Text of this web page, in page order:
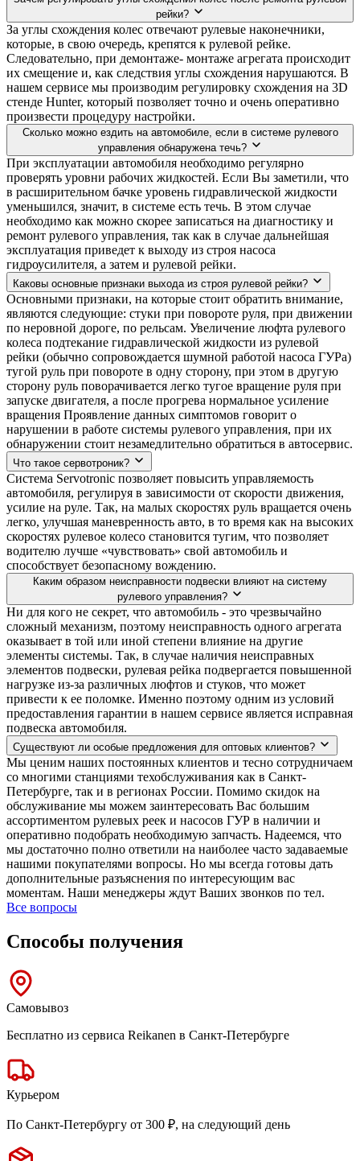
рейки?
За углы схождения колес отвечают рулевые наконечники,
которые, в свою очередь, крепятся к рулевой рейке.
Следовательно, при демонтаже- монтаже агрегата происходит
их смещение и, как следствия углы схождения нарушаются. В
нашем сервисе мы производим регулировку схождения на 3D
стенде Hunter, который позволяет точно и очень оперативно
произвести процедуру настройки.
Сколько можно ездить на автомобиле, если в системе рулевого
управления обнаружена течь?
При эксплуатации автомобиля необходимо регулярно
проверять уровни рабочих жидкостей. Если Вы заметили, что
в расширительном бачке уровень гидравлической жидкости
уменьшился, значит, в системе есть течь. В этом случае
необходимо как можно скорее записаться на диагностику и
ремонт рулевого управления, так как в случае дальнейшая
эксплуатация приведет к выходу из строя насоса
гидроусилителя, а затем и рулевой рейки.
Каковы основные признаки выхода из строя рулевой рейки?
Основными признаки, на которые стоит обратить внимание,
являются следующие: стуки при повороте руля, при движении
по неровной дороге, по рельсам. Увеличение люфта рулевого
колеса подтекание гидравлической жидкости из рулевой
рейки (обычно сопровождается шумной работой насоса ГУРа)
тугой руль при повороте в одну сторону, при этом в другую
сторону руль поворачивается легко тугое вращение руля при
запуске двигателя, а после прогрева нормальное усиление
вращения Проявление данных симптомов говорит о
нарушении в работе системы рулевого управления, при их
обнаружении стоит незамедлительно обратиться в автосервис.
Что такое сервотроник?
Система Servotronic позволяет повысить управляемость
автомобиля, регулируя в зависимости от скорости движения,
усилие на руле. Так, на малых скоростях руль вращается очень
легко, улучшая маневренность авто, в то время как на высоких
скоростях рулевое колесо становится тугим, что позволяет
водителю лучше «чувствовать» свой автомобиль и
способствует безопасному вождению.
Каким образом неисправности подвески влияют на систему
рулевого управления?
Ни для кого не секрет, что автомобиль - это чрезвычайно
сложный механизм, поэтому неисправность одного агрегата
оказывает в той или иной степени влияние на другие
элементы системы. Так, в случае наличия неисправных
элементов подвески, рулевая рейка подвергается повышенной
нагрузке из-за различных люфтов и стуков, что может
привести к ее поломке. Именно поэтому одним из условий
предоставления гарантии в нашем сервисе является исправная
подвеска автомобиля.
Существуют ли особые предложения для оптовых клиентов?
Мы ценим наших постоянных клиентов и тесно сотрудничаем
со многими станциями техобслуживания как в Санкт-
Петербурге, так и в регионах России. Помимо скидок на
обслуживание мы можем заинтересовать Вас большим
ассортиментом рулевых реек и насосов ГУР в наличии и
оперативно подобрать необходимую запчасть. Надеемся, что
мы достаточно полно ответили на наиболее часто задаваемые
нашими покупателями вопросы. Но мы всегда готовы дать
дополнительные разъяснения по интересующим вас
моментам. Наши менеджеры ждут Ваших звонков по тел.
Все вопросы
Способы получения
Самовывоз
Бесплатно из сервиса Reikanen в Санкт-Петербурге
Курьером
По Санкт-Петербургу от 300 ₽, на следующий день